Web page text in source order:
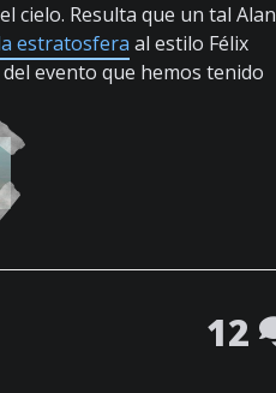
cielo. Resulta que un tal Alan
estratosfera al estilo Félix
evento que hemos tenido
12